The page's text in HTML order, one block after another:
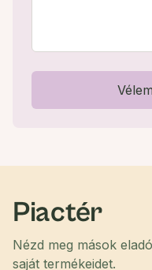
Piactér
Nézd meg mások
saját termékeidet.